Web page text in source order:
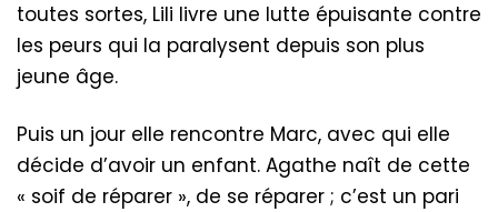
toutes sortes, Lili livre une lutte épuisante contre
les peurs qui la paralysent depuis son plus
jeune âge.
Puis un jour elle rencontre Marc, avec qui elle
décide d’avoir un enfant. Agathe naît de cette
« soif de réparer », de se réparer ; c’est un pari